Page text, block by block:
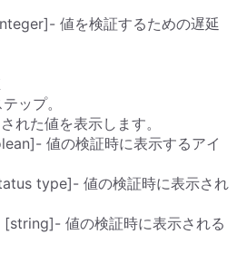
値を検証するための遅延
ップ。
れた値を表示します。
値の検証時に表示するアイ
type]- 値の検証時に表示され
[string]- 値の検証時に表示される